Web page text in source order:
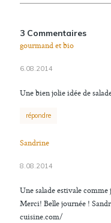
3 Commentaires
gourmand et bio
6.08.2014
Une bien jolie idée de
répondre
Sandrine
8.08.2014
Une salade estivale
Merci! Belle journée !
cuisine.com/